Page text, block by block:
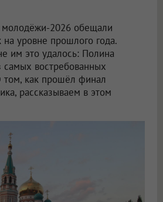
молодёжи-2026 обещали
на уровне прошлого года.
им это удалось: Полина
самых востребованных
том, как прошёл финал
рассказываем в этом